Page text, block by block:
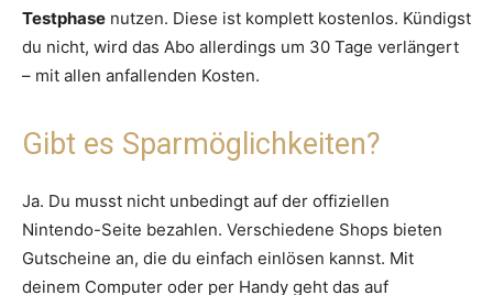
Testphase nutzen. Diese ist komplett kostenlos. Kündigst
du nicht, wird das Abo allerdings um 30 Tage verlängert
– mit allen anfallenden Kosten.
Gibt es Sparmöglichkeiten?
Ja. Du musst nicht unbedingt auf der offiziellen
Nintendo-Seite bezahlen. Verschiedene Shops bieten
Gutscheine an, die du einfach einlösen kannst. Mit
deinem Computer oder per Handy geht das auf